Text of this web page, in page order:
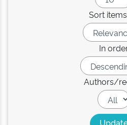
Sort
In
Authors/